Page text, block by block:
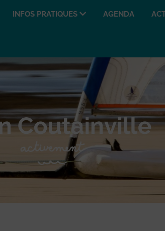
INFOS PRATIQUES AGENDA